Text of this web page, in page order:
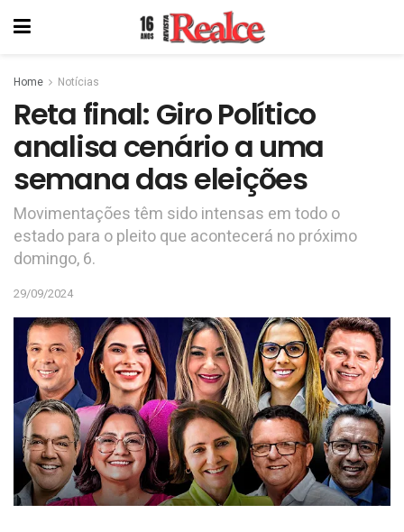
Home Notícias
Reta final: Giro Político
analisa cenário a uma
semana das eleições
Movimentações têm sido intensas em todo o
estado para o pleito que acontecerá no próximo
domingo, 6.
29/09/2024